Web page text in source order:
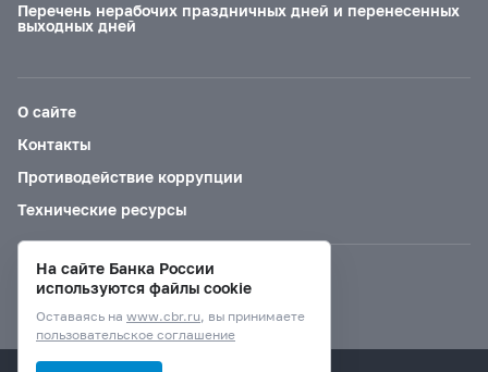
Перечень нерабочих праздничных дней и перенесенных
выходных дней
О сайте
Контакты
Противодействие коррупции
Технические ресурсы
Версия для слабовидящих
На сайте Банка России
используются файлы cookie
Оставаясь на www.cbr.ru, вы принимаете
пользовательское соглашение